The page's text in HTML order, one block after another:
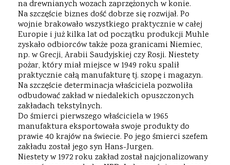
na drewnianych wozach zaprzężonych w konie.
Na szczęście biznes dość dobrze się rozwijał. Po
wojnie brakowało wszystkiego praktycznie w całej
Europie i już kilka lat od początku produkcji Muhle
zyskało odbiorców także poza granicami Niemiec,
np. w Grecji, Arabii Saudyjskiej czy Rosji. Niestety
pożar, który miał miejsce w 1949 roku spalił
praktycznie całą manufakturę tj. szopę i magazyn.
Na szczęście determinacja właściciela pozwoliła
odbudować zakład w niedalekich opuszczonych
zakładach tekstylnych.
Do śmierci pierwszego właściciela w 1965
manufaktura eksportowała swoje produkty do
prawie 40 krajów na świecie. Po jego śmierci szefem
zakładu został jego syn Hans-Jurgen.
Niestety w 1972 roku zakład został najcjonalizowany